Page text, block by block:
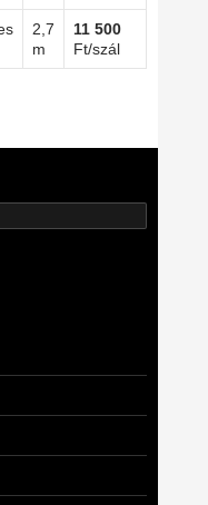
2,7
m
11 500
Ft/szál